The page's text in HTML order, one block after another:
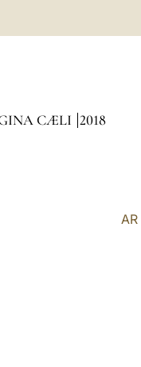
CÆLI 2018
AR